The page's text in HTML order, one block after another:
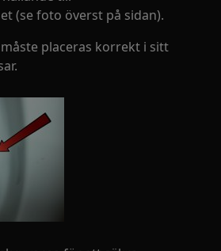
(se foto överst på sidan).
placeras korrekt i sitt